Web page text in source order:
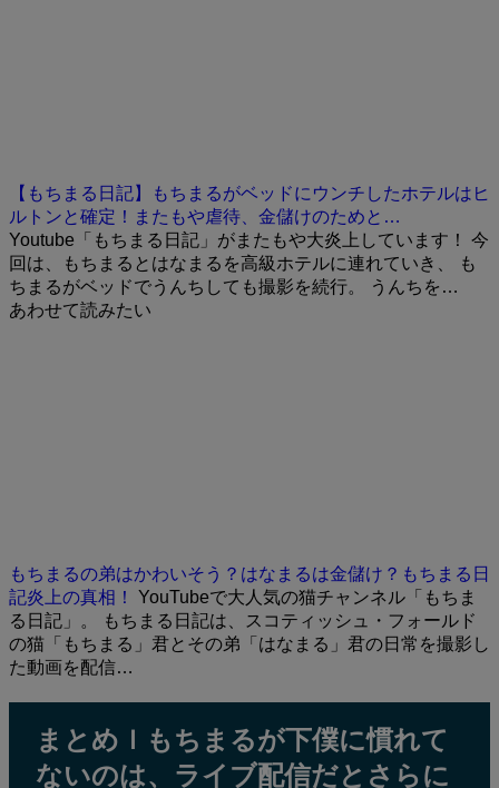
【もちまる日記】もちまるがベッドにウンチしたホテルはヒ
ルトンと確定！またもや虐待、金儲けのためと…
Youtube「もちまる日記」がまたもや大炎上しています！ 今
回は、もちまるとはなまるを高級ホテルに連れていき、 も
ちまるがベッドでうんちしても撮影を続行。 うんちを…
あわせて読みたい
もちまるの弟はかわいそう？はなまるは金儲け？もちまる日
記炎上の真相！
YouTubeで大人気の猫チャンネル「もちま
る日記」。 もちまる日記は、スコティッシュ・フォールド
の猫「もちまる」君とその弟「はなまる」君の日常を撮影し
た動画を配信…
まとめｌもちまるが下僕に慣れて
ないのは、ライブ配信だとさらに